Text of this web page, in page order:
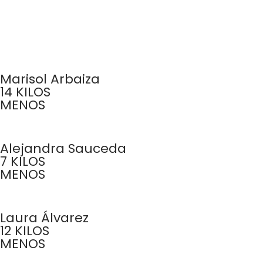
Marisol Arbaiza
14 KILOS
MENOS
Alejandra Sauceda
7 KILOS
MENOS
Laura Álvarez
12 KILOS
MENOS